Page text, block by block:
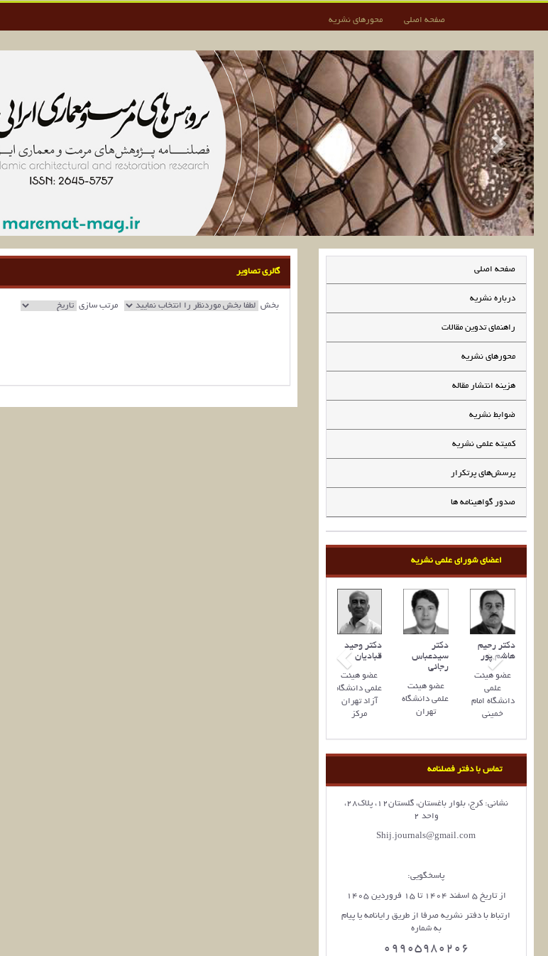
صفحه اصلی محورهای نشریه
صفحه اصلی
درباره نشریه
راهنمای تدوین مقالات
محورهای نشریه
هزینه انتشار مقاله
ضوابط نشریه
کمیته علمی نشریه
پرسش‌های پرتکرار
صدور گواهینامه ها
اعضای شورای علمی نشریه
دکتر وحید
قبادیان
عضو هیئت
علمی دانشگاه
آزاد تهران
مرکز
دکتر
سیدعباس
رجائی
عضو هیئت‌
علمی دانشگاه
تهران
دکتر رحیم
هاشم پور
عضو هیئت
علمی
دانشگاه امام
خمینی
تماس با دفتر فصلنامه
نشانی: کرج، بلوار باغستان، گلستان12، پلاک28،
واحد 2
Shij.journals@gmail.com
پاسخگویی:
از تاریخ 5 اسفند 1404 تا 15 فروردین 1405
ارتباط با دفتر نشریه صرفا از طریق رایانامه یا پیام
به شماره
09905980206
گالری تصاویر
بخش مرتب سازی